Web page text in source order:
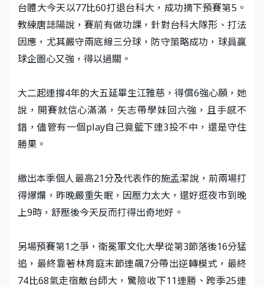
台體大今天以77比60打退台科大，成功摘下預賽第5。
教練唐誌陽說，賽前有做功課，針對台科大隊形、打法
因應，尤其嚴守兩底線三分球，防守策略成功，球員贏
球企圖心又強，得以過關。
大二起連撐4年的大五延畢生江雅慈，得償6強心願，她
說，開賽就信心滿滿，矢志帶學妹回六強，且手感不
錯，儘管有一個play自己竟籃下連3投不中，還是守住
勝果。
繳出本季個人最高21分及代表作的施孟潔說，前兩場打
得爆爛，昨晚嚴重失眠，因壓力太大，還好逛夜市到晚
上9時，舒壓後今天反而打得出奇地好。
另場預賽第1之爭，衛冕軍文化大學從第3節落後16分猛
追，最終靠著林育庭末節連飆7分帶出逆轉模式，最終
74比68氣走宿敵台師大，驚險收下11連勝、跨季25連